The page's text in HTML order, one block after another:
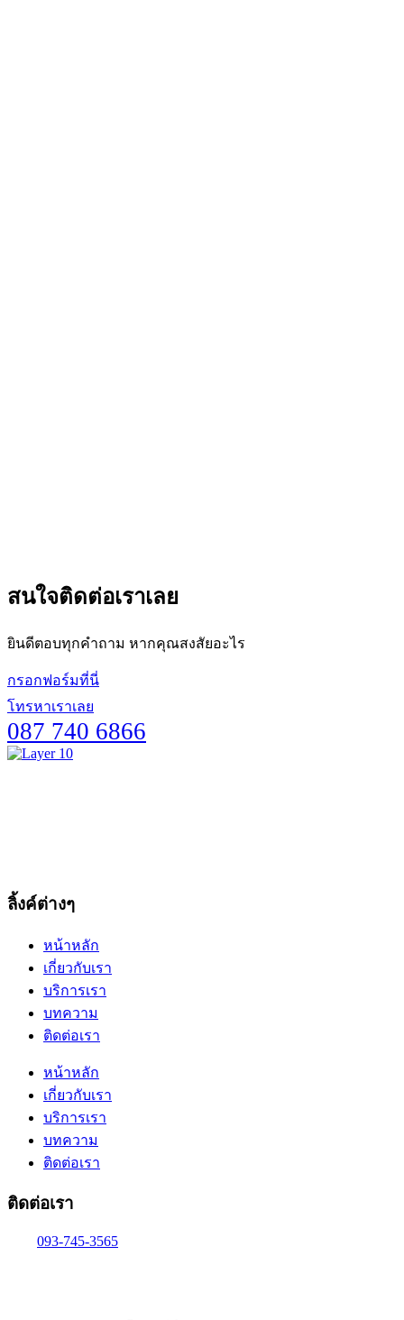
สนใจติดต่อเราเลย
ยินดีตอบทุกคำถาม หากคุณสงสัยอะไร
กรอกฟอร์มที่นี่
โทรหาเราเลย
087 740 6866
ลิ้งค์ต่างๆ
หน้าหลัก
เกี่ยวกับเรา
บริการเรา
บทความ
ติดต่อเรา
หน้าหลัก
เกี่ยวกับเรา
บริการเรา
บทความ
ติดต่อเรา
ติดต่อเรา
093-745-3565